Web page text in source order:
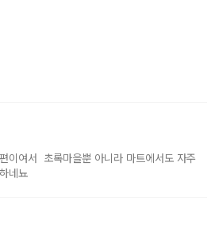
이여서  초록마을뿐 아니라 마트에서도 자주
네뇨